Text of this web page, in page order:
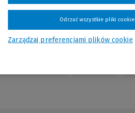
Zarządzaj preferencjami plików cookie
Odrzuć wszystkie pliki cookie